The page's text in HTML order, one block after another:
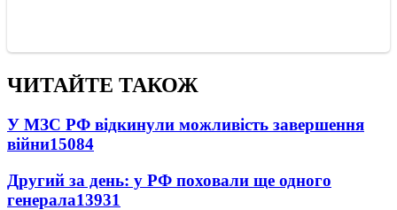
ЧИТАЙТЕ ТАКОЖ
У МЗС РФ відкинули можливість завершення
війни15084
Другий за день: у РФ поховали ще одного
генерала13931